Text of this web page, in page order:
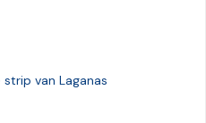
van Laganas